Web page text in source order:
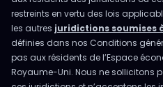
restreints en vertu des lois
les autres juridictions soumises
définies dans nos Conditions
pas aux résidents de l’Espace
Royaume-Uni. Nous ne sollicitons